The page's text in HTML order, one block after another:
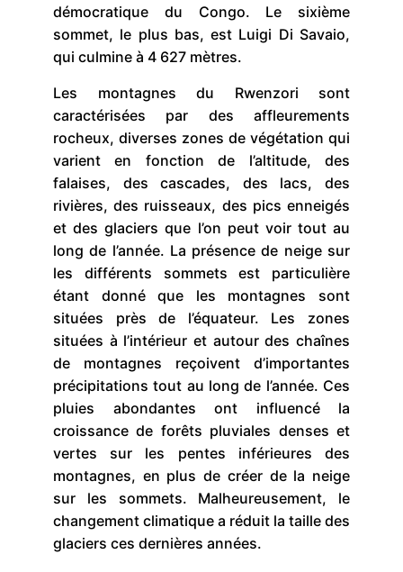
démocratique du Congo. Le sixième
sommet, le plus bas, est Luigi Di Savaio,
qui culmine à 4 627 mètres.
Les montagnes du Rwenzori sont
caractérisées par des affleurements
rocheux, diverses zones de végétation qui
varient en fonction de l’altitude, des
falaises, des cascades, des lacs, des
rivières, des ruisseaux, des pics enneigés
et des glaciers que l’on peut voir tout au
long de l’année. La présence de neige sur
les différents sommets est particulière
étant donné que les montagnes sont
situées près de l’équateur. Les zones
situées à l’intérieur et autour des chaînes
de montagnes reçoivent d’importantes
précipitations tout au long de l’année. Ces
pluies abondantes ont influencé la
croissance de forêts pluviales denses et
vertes sur les pentes inférieures des
montagnes, en plus de créer de la neige
sur les sommets. Malheureusement, le
changement climatique a réduit la taille des
glaciers ces dernières années.